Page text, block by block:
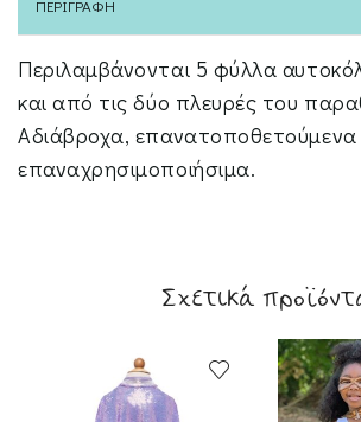
ΠΕΡΙΓΡΑΦΉ
Περιλαμβάνονται 5 φύλλα
και από τις δύο πλευρές του
Αδιάβροχα, επανατοποθετούμενα
επαναχρησιμοποιήσιμα.
Σχετικά